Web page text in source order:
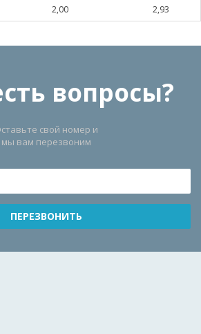
2,00 2,93
вопросы?
свой номер и
мы вам перезвоним